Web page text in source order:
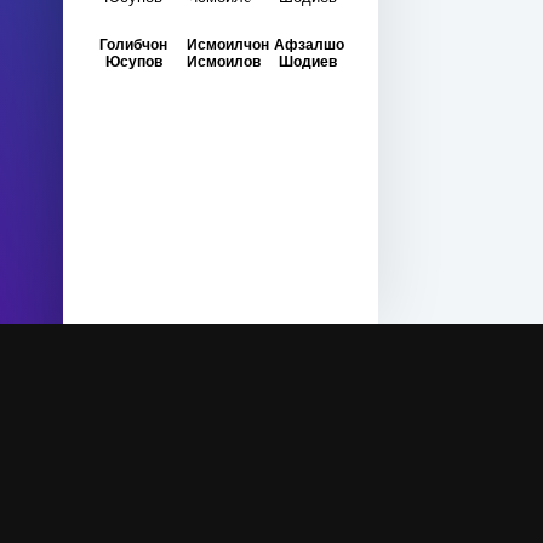
Голибчон
Юсупов
Исмоилчон
Исмоилов
Афзалшо
Шодиев